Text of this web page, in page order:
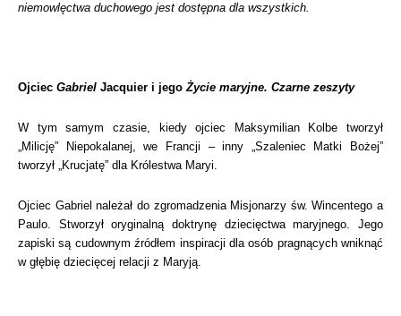
niemowlęctwa duchowego jest dostępna dla wszystkich.
Ojciec Gabriel Jacquier i jegoŻycie maryjne. Czarne zeszyty
W tym samym czasie, kiedy ojciec Maksymilian Kolbe tworzył
„Milicję” Niepokalanej, we Francji – inny „Szaleniec Matki Bożej”
tworzył „Krucjatę” dla Królestwa Maryi.
Ojciec Gabriel należał do zgromadzenia Misjonarzy św. Wincentego a
Paulo. Stworzył oryginalną doktrynę dziecięctwa maryjnego. Jego
zapiski są cudownym źródłem inspiracji dla osób pragnących wniknąć
w głębię dziecięcej relacji z Maryją.